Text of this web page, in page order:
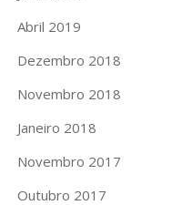
Abril 2019
Dezembro 2018
Novembro 2018
Janeiro 2018
Novembro 2017
Outubro 2017